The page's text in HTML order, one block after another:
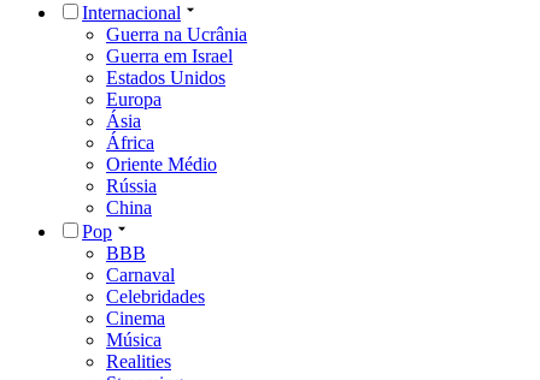
Internacional
Guerra na Ucrânia
Guerra em Israel
Estados Unidos
Europa
Ásia
África
Oriente Médio
Rússia
China
Pop
BBB
Carnaval
Celebridades
Cinema
Música
Realities